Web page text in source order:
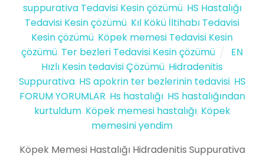
suppurativa Tedavisi Kesin çözümü, HS Hastalığı
Tedavisi Kesin çözümü Kıl Kökü İltihabı Tedavisi
Kesin çözümü Köpek memesi Tedavisi Kesin
çözümü, Ter bezleri Tedavisi Kesin çözümü
EN
Hızlı Kesin tedavisi Çözümü Hidradenitis
Suppurativa, HS apokrin ter bezlerinin tedavisi, HS
FORUM YORUMLAR Hs hastalığı, HS hastalığından
kurtuldum, Köpek memesi hastalığı, Köpek
memesini yendim
Köpek Memesi Hastalığı Hidradenitis Suppurativa